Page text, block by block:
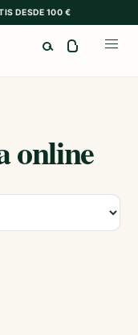
DESDE 100 €
online